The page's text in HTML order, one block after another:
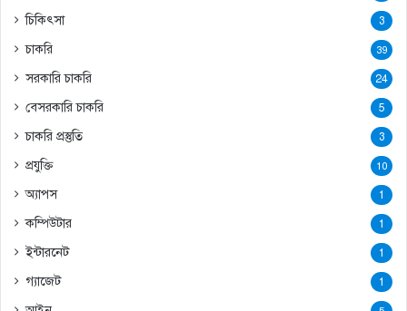
চিকিৎসা 3
চাকরি 39
সরকারি চাকরি 24
বেসরকারি চাকরি 5
চাকরি প্রস্তুতি 3
প্রযুক্তি 10
অ্যাপস 1
কম্পিউটার 1
ইন্টারনেট 1
গ্যাজেট 1